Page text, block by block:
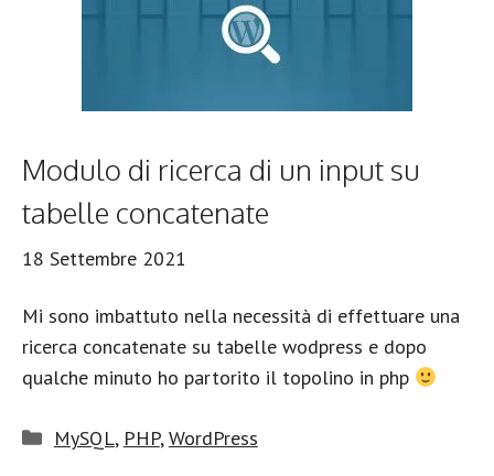
Modulo di ricerca di un input su
tabelle concatenate
18 Settembre 2021
Mi sono imbattuto nella necessità di effettuare una
ricerca concatenate su tabelle wodpress e dopo
qualche minuto ho partorito il topolino in php
Categorie
MySQL, PHP,WordPress